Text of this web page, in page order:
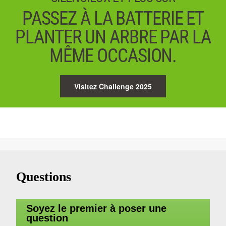
PASSEZ À LA BATTERIE ET
PLANTER UN ARBRE PAR LA
MÊME OCCASION.
Visitez Challenge 2025
Questions
Soyez le premier à poser une
question